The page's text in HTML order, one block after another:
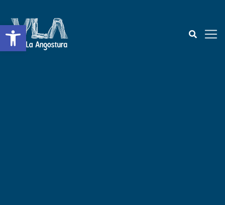
Abrir a barra de ferramentas